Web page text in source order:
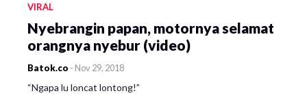
VIRAL
Nyebrangin papan, motornya selamat
orangnya nyebur (video)
Batok.co - Nov 29, 2018
“Ngapa lu loncat lontong!”